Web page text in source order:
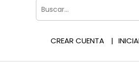
CREAR CUENTA